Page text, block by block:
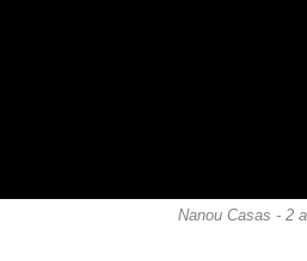
Nanou Casas - 2